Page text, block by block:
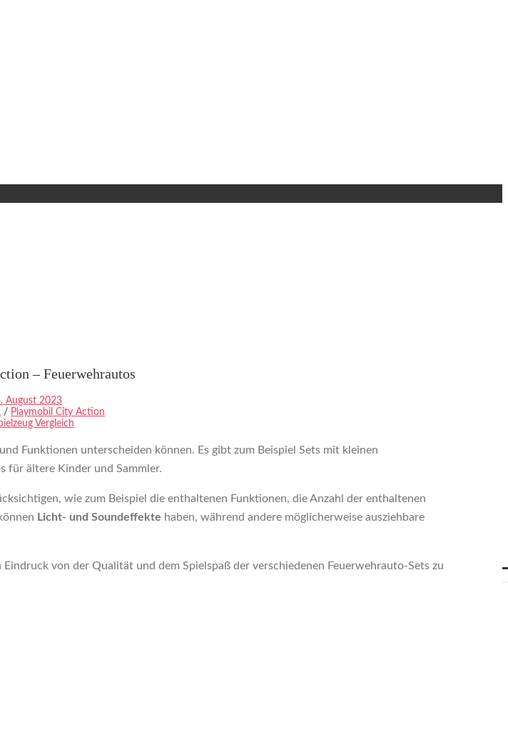
– Feuerwehrautos
August 2023
/ Playmobil City Action
Vergleich
Funktionen unterscheiden können. Es gibt zum Beispiel Sets mit kleinen
für ältere Kinder und Sammler.
wie zum Beispiel die enthaltenen Funktionen, die Anzahl der enthaltenen
Licht- und Soundeffekte haben, während andere möglicherweise ausziehbare
von der Qualität und dem Spielspaß der verschiedenen Feuerwehrauto-Sets zu